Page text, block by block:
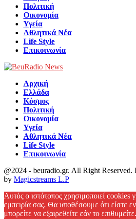
Πολιτική
Οικονομία
Υγεία
Αθλητικά Νέα
Life Style
Επικοινωνία
Αρχική
Ελλάδα
Κόσμος
Πολιτική
Οικονομία
Υγεία
Αθλητικά Νέα
Life Style
Επικοινωνία
@2024 - beuradio.gr. All Right Reserved.
by Magicstreams L.P
Αυτός ο ιστότοπος χρησιμοποιεί cookies
εμπειρία σας. Θα υποθέσουμε ότι είστε
μπορείτε να εξαιρεθείτε εάν το επιθυμείτε.